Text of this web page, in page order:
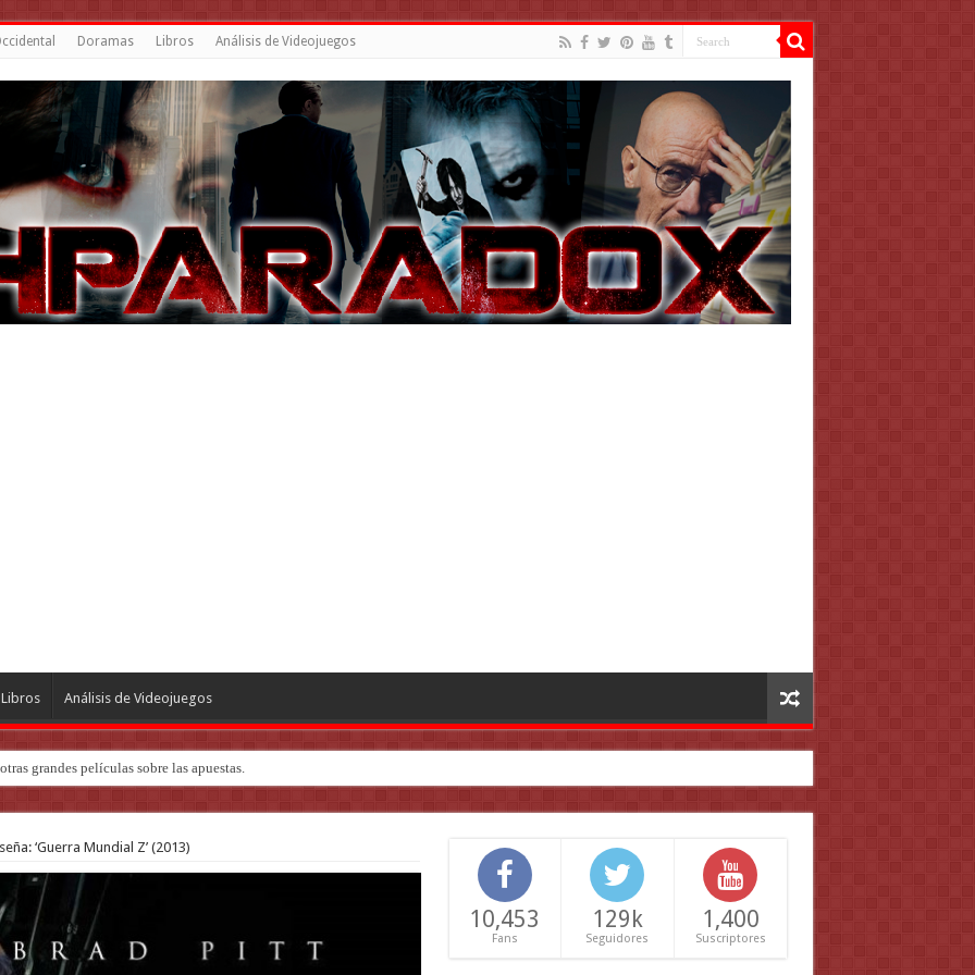
Doramas Libros Análisis de Videojuegos
Libros Análisis de Videojuegos
grandes películas sobre las apuestas.
de ‘Deadly Premonition’
‘Guerra Mundial Z’ (2013)
10,453
Fans
129k
Seguidores
1,400
Suscriptores